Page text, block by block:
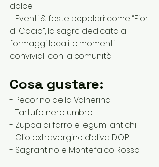
dolce.
- Eventi & feste popolari: come “Fior
di Cacio”, la sagra dedicata ai
formaggi locali, e momenti
conviviali con la comunità.
Cosa gustare:
- Pecorino della Valnerina
- Tartufo nero umbro
- Zuppa di farro e legumi antichi
- Olio extravergine d’oliva D.O.P.
- Sagrantino e Montefalco Rosso